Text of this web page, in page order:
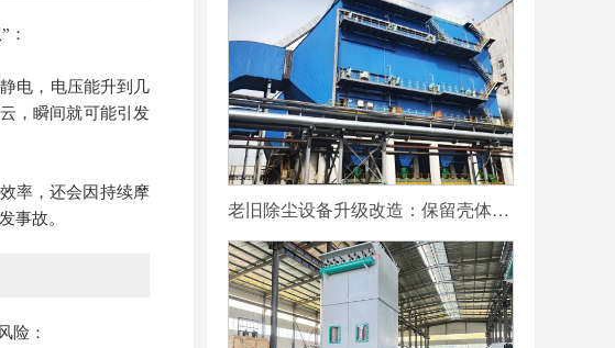
：
电，电压能升到几
，瞬间就可能引发
率，还会因持续摩
事故。
险：
老旧除尘设备升级改造：保留壳体更换滤袋与内部结构的可行性分析